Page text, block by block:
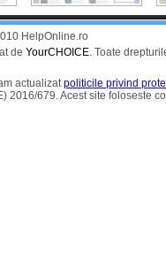
HelpOnline.ro
de YourCHOICE. Toate
actualizatpoliticile privind
2016/679. Acest site foloseste